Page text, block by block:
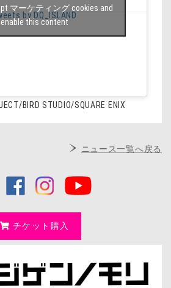
by DQ_ISLAND
マーケティング cookies and
enable this content
BIRD STUDIO/SQUARE ENIX
ニュース一覧へ戻る
チケット購入